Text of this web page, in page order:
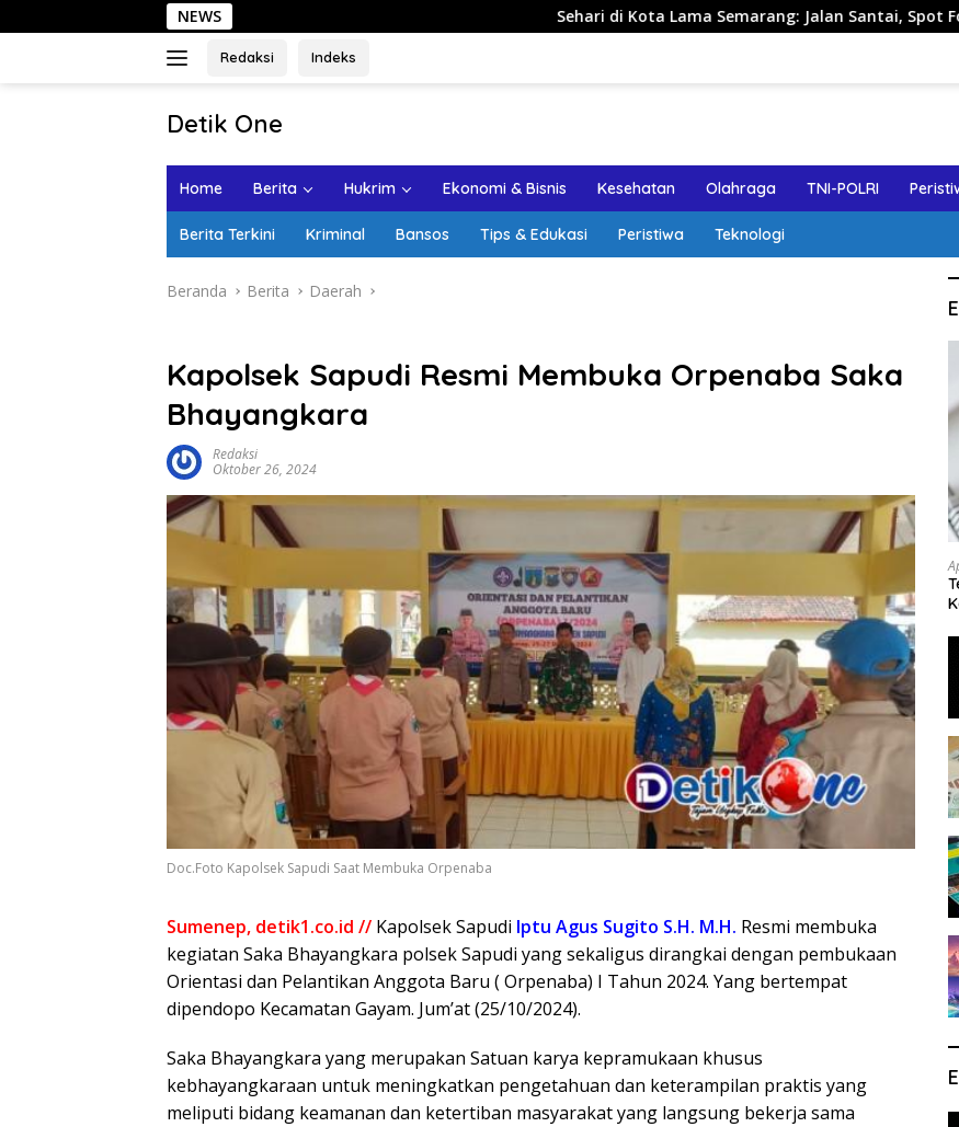
ke
NEWS Sehari di Kota Lama Semarang: Jalan Santai, Spot Foto, dan
Redaksi Indeks
Detik One
Ungkap
Home Berita Hukrim Ekonomi & Bisnis Kesehatan Olahraga TNI-POLRI
Berita Terkini Kriminal Bansos Tips & Edukasi Peristiwa Teknologi
Beranda Berita Daerah
Kapolsek Sapudi Resmi Membuka Orpenaba Saka
Bhayangkara
Redaksi
Oktober 26, 2024
Doc.Foto Kapolsek Sapudi Saat Membuka Orpenaba
Sumenep, detik1.co.id // Kapolsek Sapudi Iptu Agus Sugito S.H. M.H. Resmi membuka
kegiatan Saka Bhayangkara polsek Sapudi yang sekaligus dirangkai dengan pembukaan
Orientasi dan Pelantikan Anggota Baru ( Orpenaba) I Tahun 2024. Yang bertempat
dipendopo Kecamatan Gayam. Jum’at (25/10/2024).
Saka Bhayangkara yang merupakan Satuan karya kepramukaan khusus
kebhayangkaraan untuk meningkatkan pengetahuan dan keterampilan praktis yang
meliputi bidang keamanan dan ketertiban masyarakat yang langsung bekerja sama